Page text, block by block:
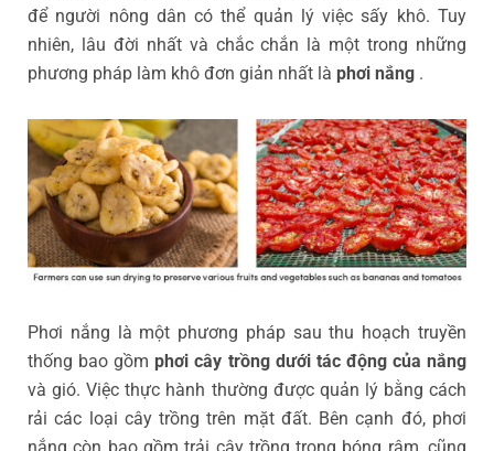
để người nông dân có thể quản lý việc sấy khô. Tuy
nhiên, lâu đời nhất và chắc chắn là một trong những
phương pháp làm khô đơn giản nhất là phơi nắng .
Phơi nắng là một phương pháp sau thu hoạch truyền
thống bao gồm phơi cây trồng dưới tác động của nắng
và gió. Việc thực hành thường được quản lý bằng cách
rải các loại cây trồng trên mặt đất. Bên cạnh đó, phơi